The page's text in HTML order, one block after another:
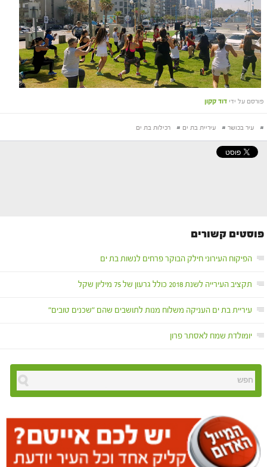
פורסם על ידי דוד קקון
# עיר בכושר # עיריית בת ים # רכילות בת ים
פוסטים קשורים
הפיקוח העירוני חילק הבוקר פרחים לנשות בת ים
תקציב העירייה לשנת 2018 כולל גרעון של 75 מיליון שקל
עיריית בת ים העניקה משלוח מנות לתושבים שהם "שכנים טובים"
יומולדת שמח לאסתר פרון